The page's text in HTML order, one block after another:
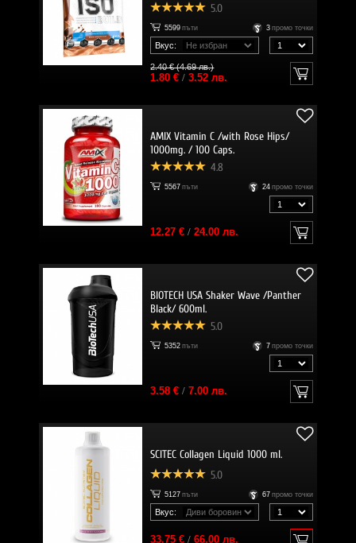
5.0
5599 пъти 3 промо точки
Вкус:
2.40 € (4.69 лв.)
1.80 €/ 3.52 лв.
AMIX Vitamin C /with Rose Hips/
1000mg. / 100 Caps.
4.8
5567 пъти 24 промо точки
12.27 €/ 24.00 лв.
BIOTECH USA Shaker Wave /Panther
Black/ 600ml.
5.0
5352 пъти 7 промо точки
3.58 €/ 7.00 лв.
SCITEC Collagen Liquid 1000 ml.
5.0
5127 пъти 67 промо точки
Вкус:
33.75 €/ 66.00 лв.